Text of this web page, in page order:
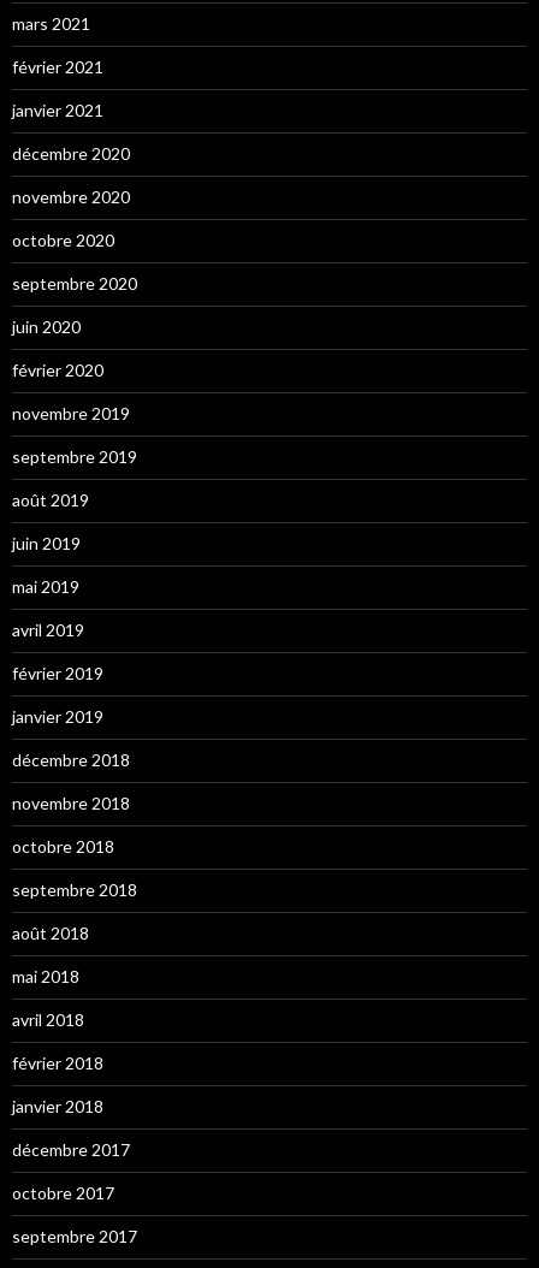
mars 2021
février 2021
janvier 2021
décembre 2020
novembre 2020
octobre 2020
septembre 2020
juin 2020
février 2020
novembre 2019
septembre 2019
août 2019
juin 2019
mai 2019
avril 2019
février 2019
janvier 2019
décembre 2018
novembre 2018
octobre 2018
septembre 2018
août 2018
mai 2018
avril 2018
février 2018
janvier 2018
décembre 2017
octobre 2017
septembre 2017